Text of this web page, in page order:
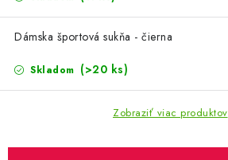
TOTÁLNA LIKVIDÁCIA
Dámska športová sukňa - čierna
Skladom (>20 ks)
Zobraziť viac produktov